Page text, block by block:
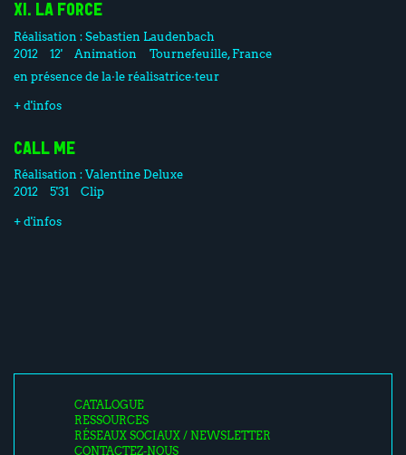
XI. LA FORCE
Réalisation :Sebastien Laudenbach
2012
12' Animation
Tournefeuille, France
en présence de la·le réalisatrice·teur
+ d'infos
CALL ME
Réalisation :Valentine Deluxe
2012
5'31 Clip
+ d'infos
CATALOGUE
RESSOURCES
RÉSEAUX SOCIAUX / NEWSLETTER
CONTACTEZ-NOUS